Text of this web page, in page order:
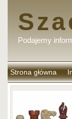
Podajemy
Strona główna